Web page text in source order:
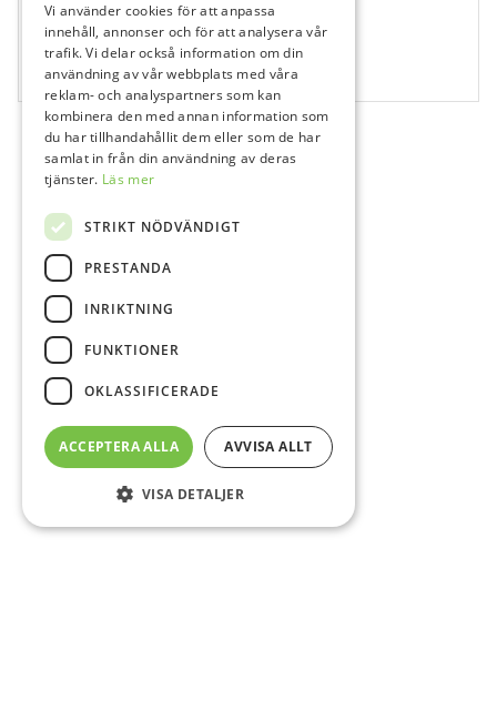
707947
Top Dent Kompress, 10 x 10 cm
100 st
Vi använder cookies för att anpassa
innehåll, annonser och för att analysera vår
trafik. Vi delar också information om din
användning av vår webbplats med våra
reklam- och analyspartners som kan
kombinera den med annan information som
du har tillhandahållit dem eller som de har
samlat in från din användning av deras
tjänster. Läs mer
STRIKT NÖDVÄNDIGT
PRESTANDA
INRIKTNING
FUNKTIONER
OKLASSIFICERADE
ACCEPTERA ALLA AVVISA ALLT
VISA DETALJER